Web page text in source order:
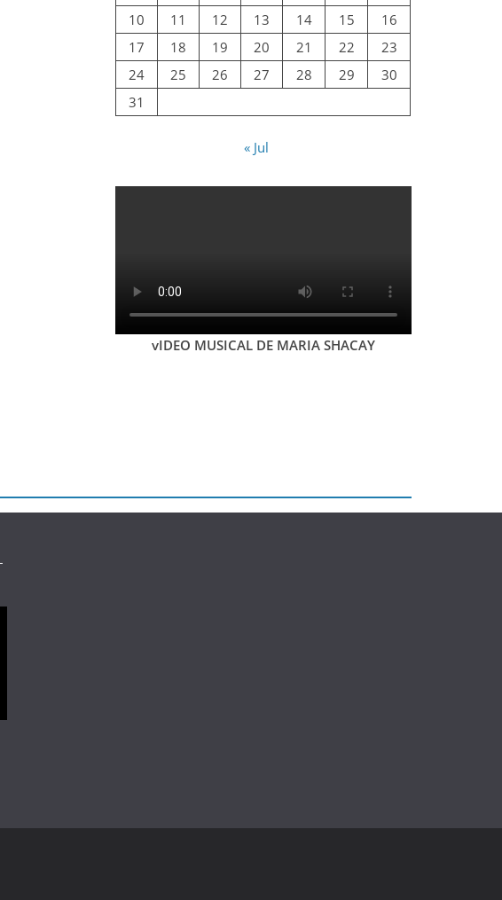
10
11 12 13 14 15
16
17
18 19 20 21 22
23
24
25 26 27 28 29
30
31
« Jul
vIDEO MUSICAL DE MARIA SHACAY